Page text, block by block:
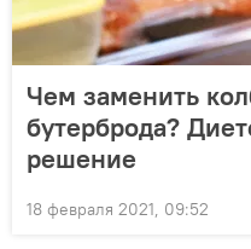
Чем заменить
бутерброда?
решение
18 февраля 2021, 09:52